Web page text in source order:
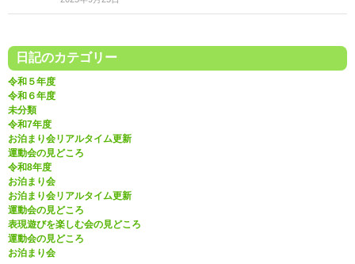
日記のカテゴリー
令和５年度
令和６年度
未分類
令和7年度
お泊まり会リアルタイム更新
運動会の見どころ
令和8年度
お泊まり会
お泊まり会リアルタイム更新
運動会の見どころ
表現遊びを楽しむ会の見どころ
運動会の見どころ
お泊まり会